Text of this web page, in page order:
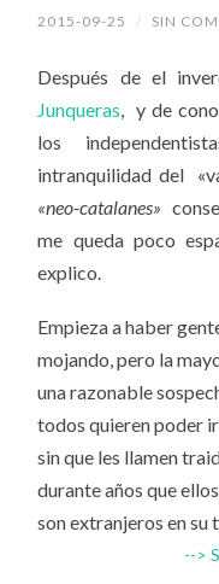
2015-09-25 / SIN
Después de el
Junqueras, y de
los
intranquilidad del
«neo-catalanes»
me queda poco
explico.
Empieza a haber
mojando, pero la
una razonable
todos quieren poder
sin que les llamen
durante años que
son extranjeros en su
-->